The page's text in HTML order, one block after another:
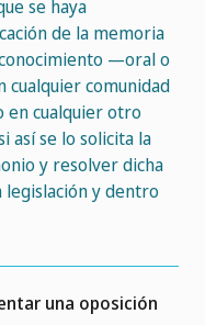
se haya
de la memoria
—oral o
comunidad
en cualquier otro
así se lo solicita la
y resolver dicha
legislación y dentro
una oposición